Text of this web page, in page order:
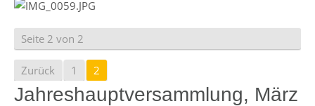
Seite 2 von 2
Zurück 1 2
Jahreshauptversammlung, März